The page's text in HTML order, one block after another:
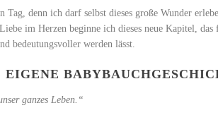
denn ich darf selbst dieses große Wunder
im Herzen beginne ich dieses neue Kapitel, das
bedeutungsvoller werden lässt.
ganzes Leben.“